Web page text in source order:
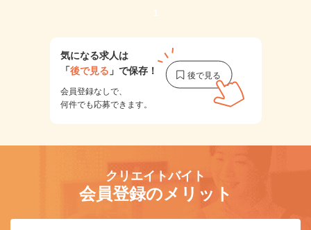
1
気になる求人は
「後で見る 」で保存！
会員登録なしで、
何件でも応募できます。
クリエイトバイト
会員登録のメリット